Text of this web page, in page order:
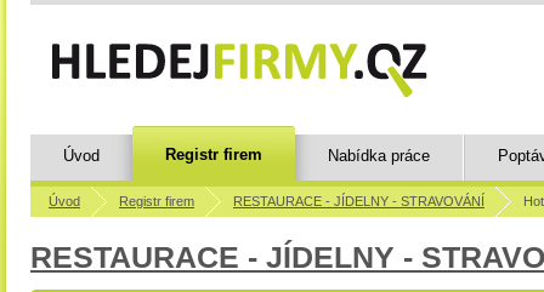
Úvod Registr firem Nabídka práce
Úvod Registr firem RESTAURACE - JÍDELNY - STRAVOVÁNÍ
RESTAURACE - JÍDELNY -